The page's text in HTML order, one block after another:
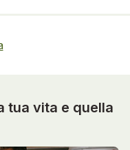
tua vita e quella